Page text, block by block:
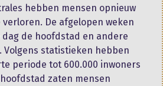
hebben mensen opnieuw
De afgelopen weken
de hoofdstad en andere
Volgens statistieken hebben
periode tot 600.000 inwoners
zaten mensen